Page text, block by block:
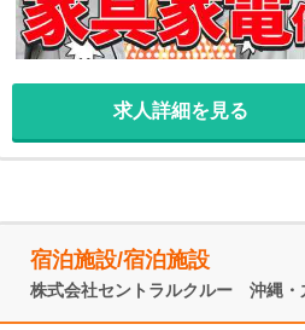
求人詳細を見る
宿泊施設/宿泊施設
株式会社セントラルクルー 沖縄・